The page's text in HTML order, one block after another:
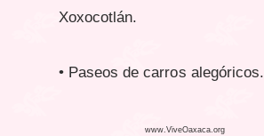
Xoxocotlán.
• Paseos de carros alegóricos.
www.ViveOaxaca.org